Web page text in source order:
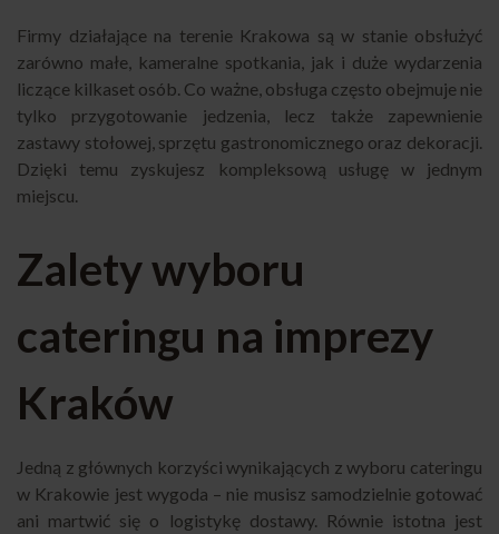
Firmy działające na terenie Krakowa są w stanie obsłużyć
zarówno małe, kameralne spotkania, jak i duże wydarzenia
liczące kilkaset osób. Co ważne, obsługa często obejmuje nie
tylko przygotowanie jedzenia, lecz także zapewnienie
zastawy stołowej, sprzętu gastronomicznego oraz dekoracji.
Dzięki temu zyskujesz kompleksową usługę w jednym
miejscu.
Zalety wyboru
cateringu na imprezy
Kraków
Jedną z głównych korzyści wynikających z wyboru cateringu
w Krakowie jest wygoda – nie musisz samodzielnie gotować
ani martwić się o logistykę dostawy. Równie istotna jest